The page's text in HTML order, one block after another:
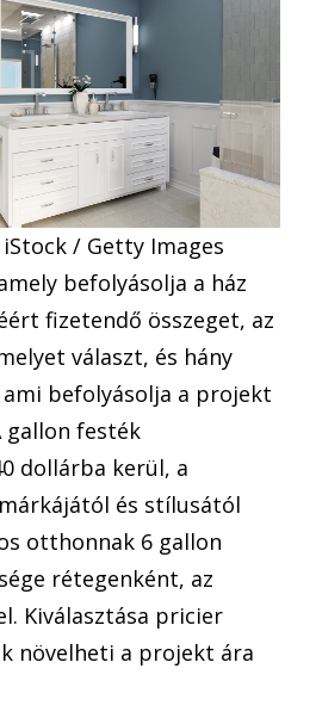
/ Getty Images
befolyásolja a ház
fizetendő összeget, az
választ, és hány
befolyásolja a projekt
gallon festék
dollárba kerül, a
és stílusától
otthonnak 6 gallon
rétegenként, az
Kiválasztása pricier
növelheti a projekt ára